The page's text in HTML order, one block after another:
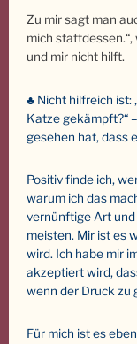
Zu mir sagt man
mich
und mir nicht hilft.
♣ Nicht hilfreich ist:
Katze gekämpft?“
gesehen hat, dass
Positiv finde ich,
warum ich das
vernünftige Art und
meisten. Mir ist es
wird. Ich habe mir
akzeptiert wird,
wenn der Druck zu
Für mich ist es